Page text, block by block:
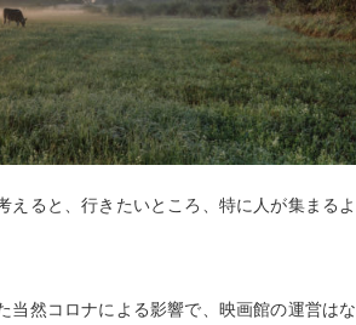
ると、行きたいところ、特に人が集まるよ
当然コロナによる影響で、映画館の運営はな